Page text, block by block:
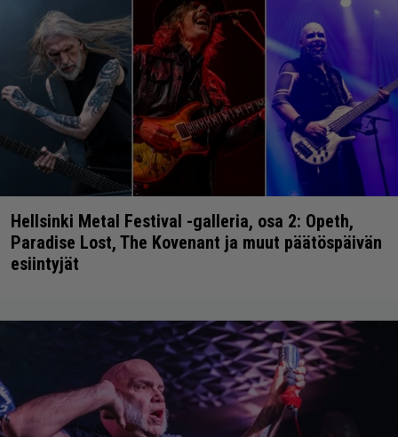
Hellsinki Metal Festival -galleria, osa 2: Opeth,
Paradise Lost, The Kovenant ja muut päätöspäivän
esiintyjät